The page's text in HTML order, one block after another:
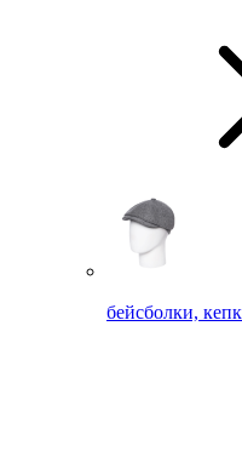
бейсболки,